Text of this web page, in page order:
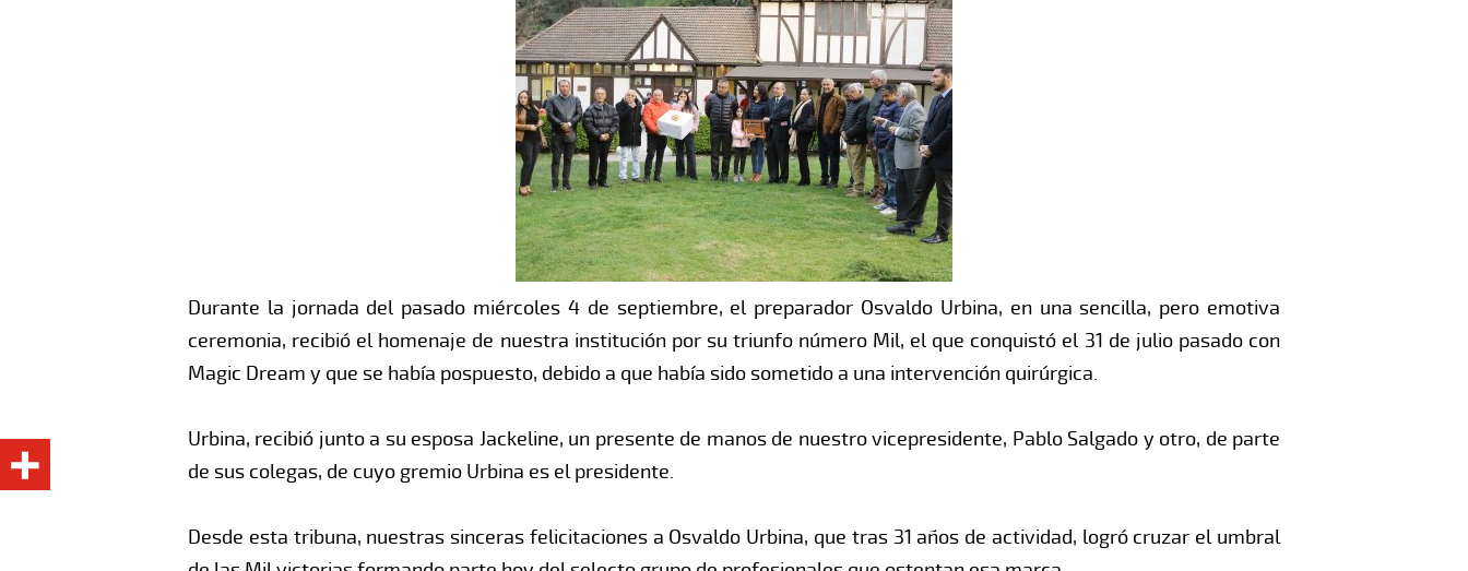
Durante la jornada del pasado miércoles 4 de septiembre, el preparador Osvaldo Urbina, en una sencilla, pero emotiva
ceremonia, recibió el homenaje de nuestra institución por su triunfo número Mil, el que conquistó el 31 de julio pasado con
Magic Dream y que se había pospuesto, debido a que había sido sometido a una intervención quirúrgica.
Urbina, recibió junto a su esposa Jackeline, un presente de manos de nuestro vicepresidente, Pablo Salgado y otro, de parte
de sus colegas, de cuyo gremio Urbina es el presidente.
Desde esta tribuna, nuestras sinceras felicitaciones a Osvaldo Urbina, que tras 31 años de actividad, logró cruzar el umbral